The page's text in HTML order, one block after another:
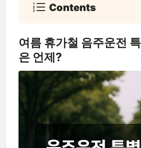
Contents
여름 휴가철 음주운전
은 언제?